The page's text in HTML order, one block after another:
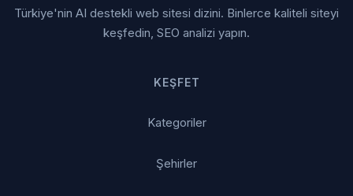
Türkiye'nin AI destekli web sitesi dizini. Binlerce kaliteli siteyi
keşfedin, SEO analizi yapın.
KEŞFET
Kategoriler
Şehirler